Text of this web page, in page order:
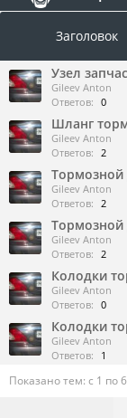
Заголовок
Узел
Gileev Anton
Ответов: 0
Шланг
Gileev Anton
Ответов: 2
Тормозной
Gileev Anton
Ответов: 2
Тормозной
Gileev Anton
Ответов: 2
Колодки
Gileev Anton
Ответов: 0
Колодки
Gileev Anton
Ответов:
1
Показано тем: с 1 по